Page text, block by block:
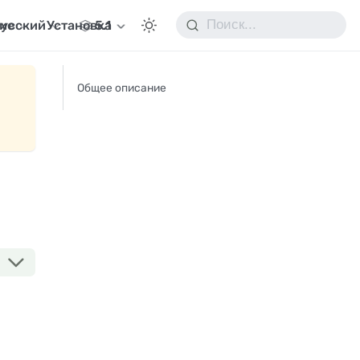
Установка
5.1
Общее описание